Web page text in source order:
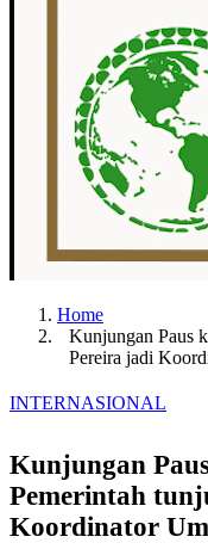
Home
Kunjungan Paus
Pereira jadi
INTERNASIONAL
Kunjungan
Pemerintah
Koordinator